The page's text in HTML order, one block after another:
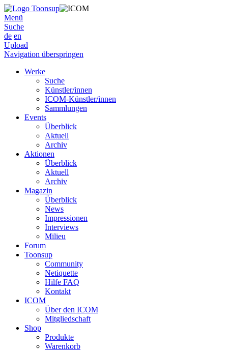
Menü
Suche
de en
Upload
Navigation überspringen
Werke
Suche
Künstler/innen
ICOM-Künstler/innen
Sammlungen
Events
Überblick
Aktuell
Archiv
Aktionen
Überblick
Aktuell
Archiv
Magazin
Überblick
News
Impressionen
Interviews
Milieu
Forum
Toonsup
Community
Netiquette
Hilfe FAQ
Kontakt
ICOM
Über den ICOM
Mitgliedschaft
Shop
Produkte
Warenkorb